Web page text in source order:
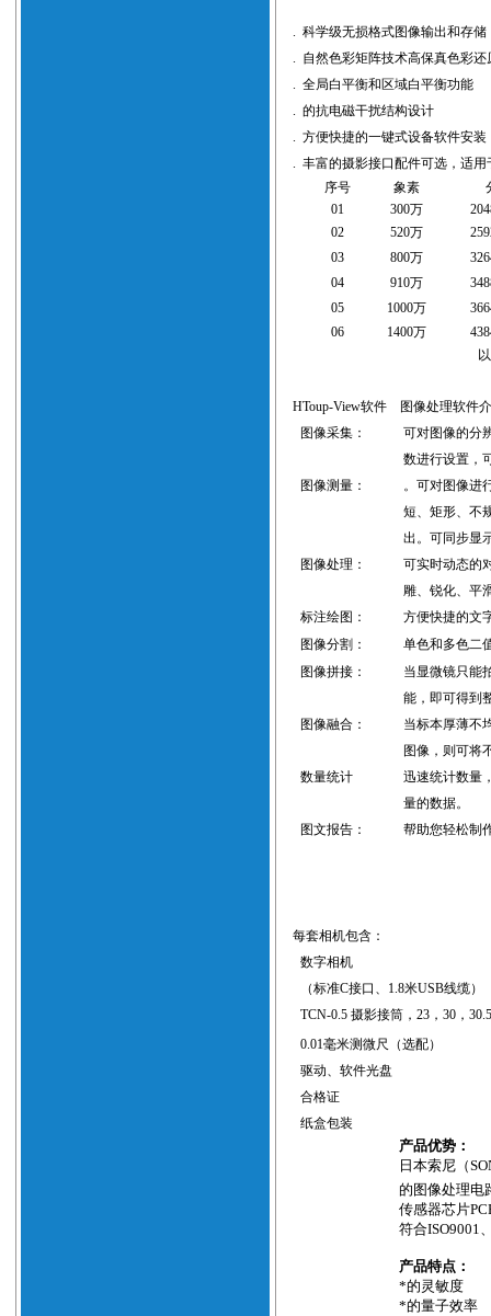
. 科学级无损格式图像输出和存储
. 自然色彩矩阵技术高保真色彩还
. 全局白平衡和区域白平衡功能
. 的抗电磁干扰结构设计
. 方便快捷的一键式设备软件安
. 丰富的摄影接口配件可选，适用
序号
象素
01 300万
02 520万
03 800万
04 910万
05 1000万
06 1400万
HToup-View软件
图像处理软件
图像采集：
可对图像的分
数进行设置，
图像测量：
。可对图像进
短、矩形、不
出。可同步显
图像处理：
可实时动态的
雕、锐化、平
标注绘图：
方便快捷的文
图像分割：
单色和多色二
图像拼接：
当显微镜只能
能，即可得到
图像融合：
当标本厚薄不
图像，则可将
数量统计
迅速统计数量
量的数据。
图文报告：
帮助您轻松制
每套相机包含：
数字相机
（标准C接口、 1.8米USB线缆）
TCN-0.5摄影接筒，23 ，30 ，
0.01毫米测微尺（选配）
驱动、软件光盘
合格证
纸盒包装
产品优势：
日本索尼（
的图像处理电
传感器芯片
符合ISO9001
产品特点：
*的灵敏度
*的量子效率